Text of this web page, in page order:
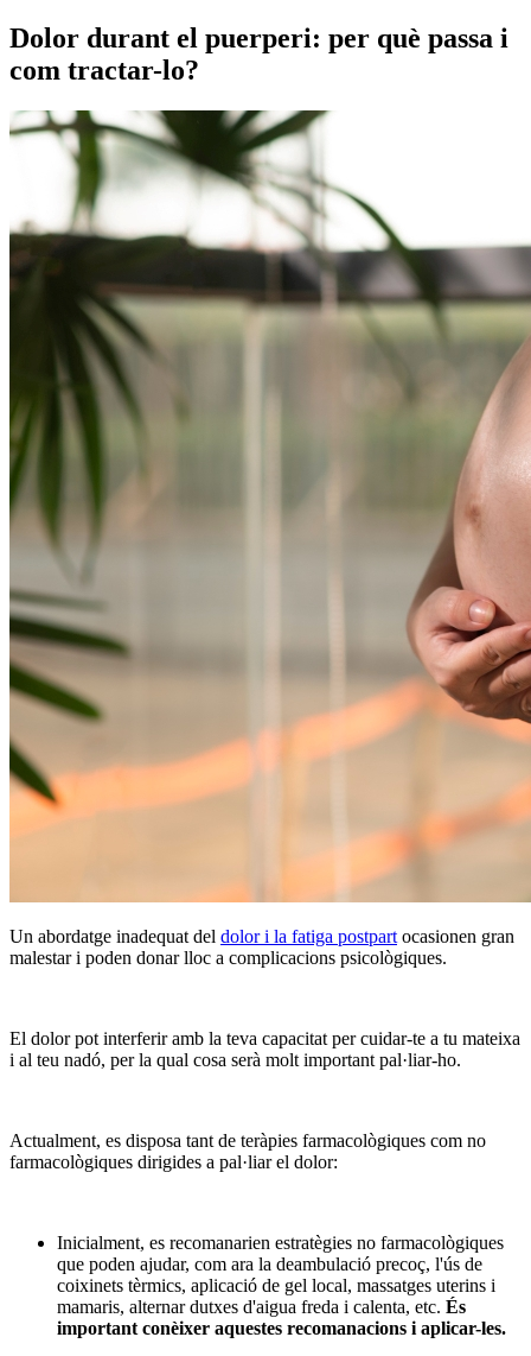
Dolor durant el puerperi: per què passa i
com tractar-lo?
Un abordatge inadequat del dolor i la fatiga postpart ocasionen gran
malestar i poden donar lloc a complicacions psicològiques.
El dolor pot interferir amb la teva capacitat per cuidar-te a tu mateixa
i al teu nadó, per la qual cosa serà molt important pal·liar-ho.
Actualment, es disposa tant de teràpies farmacològiques com no
farmacològiques dirigides a pal·liar el dolor:
Inicialment, es recomanarien estratègies no farmacològiques
que poden ajudar, com ara la deambulació precoç, l'ús de
coixinets tèrmics, aplicació de gel local, massatges uterins i
mamaris, alternar dutxes d'aigua freda i calenta, etc. És
important conèixer aquestes recomanacions i aplicar-les.